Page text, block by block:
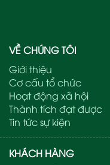
VỀ CHÚNG TÔI
Giới thiệu
Cơ cấu tổ chức
Hoạt động xã hội
Thành tích đạt được
Tin tức sự kiện
KHÁCH HÀNG